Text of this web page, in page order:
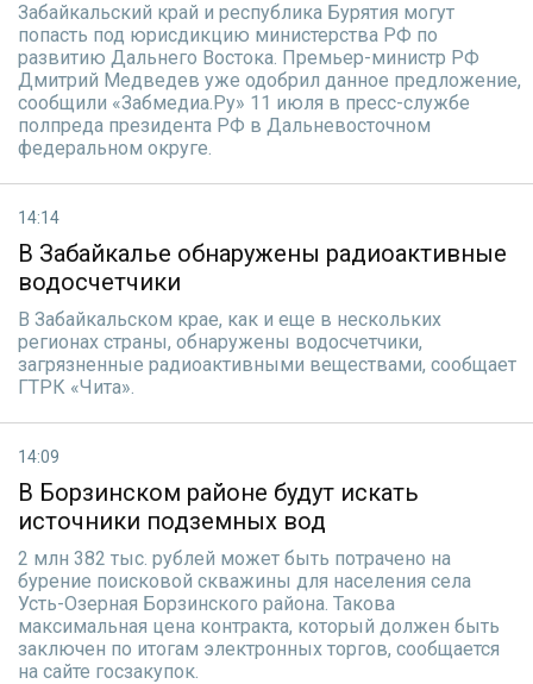
Забайкальский край и республика Бурятия могут
попасть под юрисдикцию министерства РФ по
развитию Дальнего Востока. Премьер-министр РФ
Дмитрий Медведев уже одобрил данное предложение,
сообщили «Забмедиа.Ру» 11 июля в пресс-службе
полпреда президента РФ в Дальневосточном
федеральном округе.
14:14
В Забайкалье обнаружены радиоактивные
водосчетчики
В Забайкальском крае, как и еще в нескольких
регионах страны, обнаружены водосчетчики,
загрязненные радиоактивными веществами, сообщает
ГТРК «Чита».
14:09
В Борзинском районе будут искать
источники подземных вод
2 млн 382 тыс. рублей может быть потрачено на
бурение поисковой скважины для населения села
Усть-Озерная Борзинского района. Такова
максимальная цена контракта, который должен быть
заключен по итогам электронных торгов, сообщается
на сайте госзакупок.